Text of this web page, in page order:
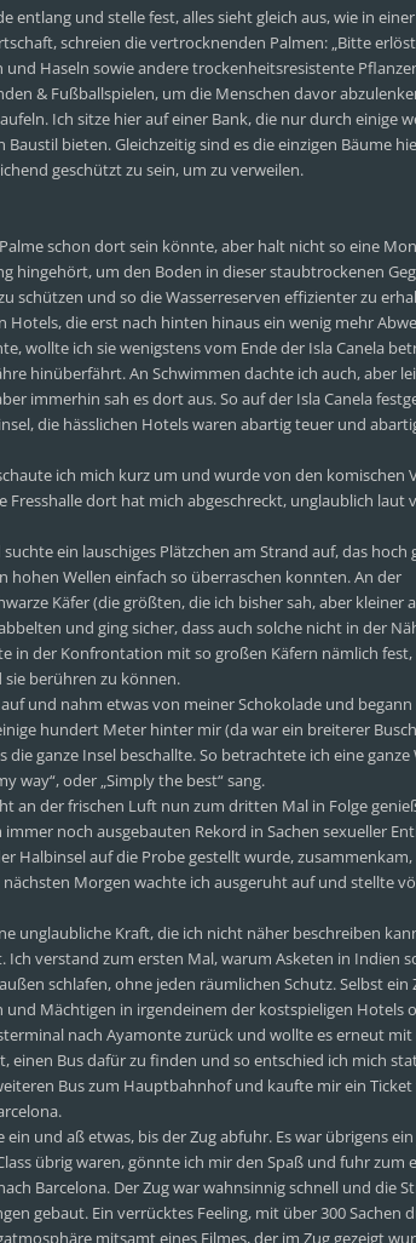
entlang und stelle fest, alles sieht gleich aus, wie in
schreien die vertrocknenden Palmen: „Bitte
Haseln sowie andere trockenheitsresistente
& Fußballspielen, um die Menschen davor
Ich sitze hier auf einer Bank, die nur durch einige
bieten. Gleichzeitig sind es die einzigen Bäume
geschützt zu sein, um zu verweilen.
schon dort sein könnte, aber halt nicht so eine
hingehört, um den Boden in dieser staubtrockenen
schützen und so die Wasserreserven effizienter zu
die erst nach hinten hinaus ein wenig mehr
wollte ich sie wenigstens vom Ende der Isla Canela
hinüberfährt. An Schwimmen dachte ich auch, aber
immerhin sah es dort aus. So auf der Isla Canela
die hässlichen Hotels waren abartig teuer und
ich mich kurz um und wurde von den komischen
dort hat mich abgeschreckt, unglaublich laut
ein lauschiges Plätzchen am Strand auf, das hoch
Wellen einfach so überraschen konnten. An der
Käfer (die größten, die ich bisher sah, aber kleiner
und ging sicher, dass auch solche nicht in der
in der Konfrontation mit so großen Käfern nämlich fest,
berühren zu können.
und nahm etwas von meiner Schokolade und
hundert Meter hinter mir (da war ein breiterer
ganze Insel beschallte. So betrachtete ich eine ganze
way“, oder „Simply the best“ sang.
an der frischen Luft nun zum dritten Mal in Folge
noch ausgebauten Rekord in Sachen sexueller
Halbinsel auf die Probe gestellt wurde,
Morgen wachte ich ausgeruht auf und stellte
unglaubliche Kraft, die ich nicht näher beschreiben
verstand zum ersten Mal, warum Asketen in Indien
schlafen, ohne jeden räumlichen Schutz. Selbst ein
Mächtigen in irgendeinem der kostspieligen Hotels
nach Ayamonte zurück und wollte es erneut mit
einen Bus dafür zu finden und so entschied ich mich
Bus zum Hauptbahnhof und kaufte mir ein
und aß etwas, bis der Zug abfuhr. Es war übrigens
übrig waren, gönnte ich mir den Spaß und fuhr zum
Barcelona. Der Zug war wahnsinnig schnell und die
gebaut. Ein verrücktes Feeling, mit über 300 Sachen
mitsamt eines Filmes, der im Zug gezeigt